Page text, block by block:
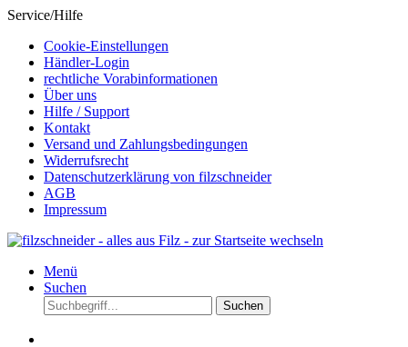
Service/Hilfe
Cookie-Einstellungen
Händler-Login
rechtliche Vorabinformationen
Über uns
Hilfe / Support
Kontakt
Versand und Zahlungsbedingungen
Widerrufsrecht
Datenschutzerklärung von filzschneider
AGB
Impressum
Menü
Suchen
Suchen